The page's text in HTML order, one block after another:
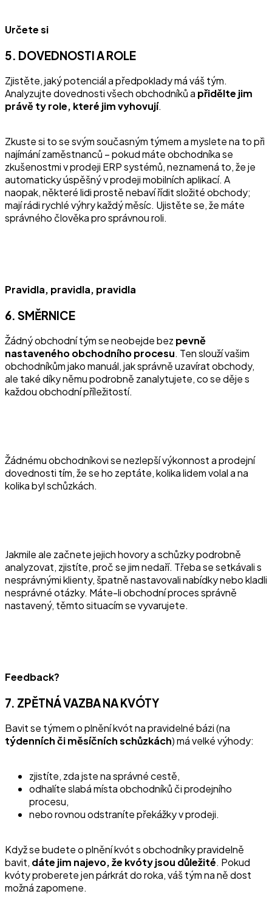
Určete si
5. DOVEDNOSTI A ROLE
Zjistěte, jaký potenciál a předpoklady má váš tým.
Analyzujte dovednosti všech obchodníků a přidělte jim
právě ty role, které jim vyhovují.
Zkuste si to se svým současným týmem a myslete na to při
najímání zaměstnanců – pokud máte obchodníka se
zkušenostmi v prodeji ERP systémů, neznamená to, že je
automaticky úspěšný v prodeji mobilních aplikací. A
naopak, některé lidi prostě nebaví řídit složité obchody;
mají rádi rychlé výhry každý měsíc. Ujistěte se, že máte
správného člověka pro správnou roli.
Pravidla, pravidla, pravidla
6. SMĚRNICE
Žádný obchodní tým se neobejde bez pevně
nastaveného obchodního procesu. Ten slouží vašim
obchodníkům jako manuál, jak správně uzavírat obchody,
ale také díky němu podrobně zanalytujete, co se děje s
každou obchodní příležitostí.
Žádnému obchodníkovi se nezlepší výkonnost a prodejní
dovednosti tím, že se ho zeptáte, kolika lidem volal a na
kolika byl schůzkách.
Jakmile ale začnete jejich hovory a schůzky podrobně
analyzovat, zjistíte, proč se jim nedaří. Třeba se setkávali s
nesprávnými klienty, špatně nastavovali nabídky nebo kladli
nesprávné otázky. Máte-li obchodní proces správně
nastavený, těmto situacím se vyvarujete.
Feedback?
7. ZPĚTNÁ VAZBA NA KVÓTY
Bavit se týmem o plnění kvót na pravidelné bázi (na
týdenních či měsíčních schůzkách) má velké výhody:
zjistíte, zda jste na správné cestě,
odhalíte slabá místa obchodníků či prodejního
procesu,
nebo rovnou odstraníte překážky v prodeji.
Když se budete o plnění kvót s obchodníky pravidelně
bavit, dáte jim najevo, že kvóty jsou důležité. Pokud
kvóty proberete jen párkrát do roka, váš tým na ně dost
možná zapomene.